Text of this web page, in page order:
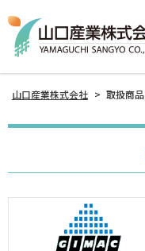
山口産業株式会社 > 取扱商品